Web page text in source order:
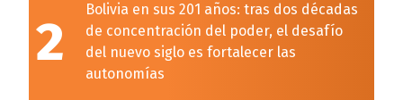
2
Bolivia en sus 201 años: tras dos décadas
de concentración del poder, el desafío
del nuevo siglo es fortalecer las
autonomías